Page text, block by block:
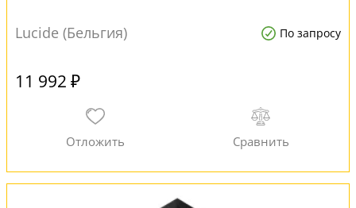
Lucide (Бельгия) По запросу
11 992 ₽